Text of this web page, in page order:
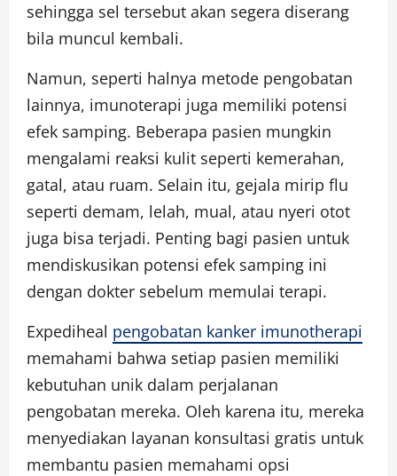
sehingga sel tersebut akan segera diserang
bila muncul kembali.
Namun, seperti halnya metode pengobatan
lainnya, imunoterapi juga memiliki potensi
efek samping. Beberapa pasien mungkin
mengalami reaksi kulit seperti kemerahan,
gatal, atau ruam. Selain itu, gejala mirip flu
seperti demam, lelah, mual, atau nyeri otot
juga bisa terjadi. Penting bagi pasien untuk
mendiskusikan potensi efek samping ini
dengan dokter sebelum memulai terapi.
Expediheal pengobatan kanker imunotherapi
memahami bahwa setiap pasien memiliki
kebutuhan unik dalam perjalanan
pengobatan mereka. Oleh karena itu, mereka
menyediakan layanan konsultasi gratis untuk
membantu pasien memahami opsi